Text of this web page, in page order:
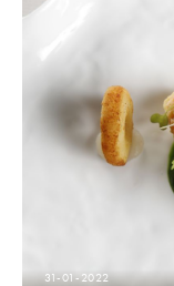
31-01-2022